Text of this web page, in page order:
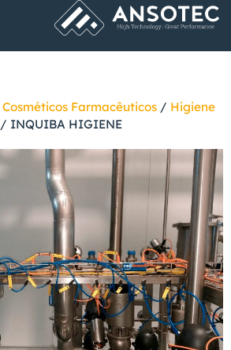
Cosméticos Farmacêuticos / Higiene
/ INQUIBA HIGIENE